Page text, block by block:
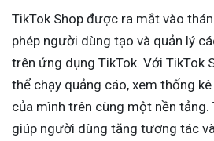
TikTok Shop được ra mắt vào
phép người dùng tạo và quản lý
trên ứng dụng TikTok. Với TikTok
thể chạy quảng cáo, xem thống
của mình trên cùng một nền tảng.
giúp người dùng tăng tương tác